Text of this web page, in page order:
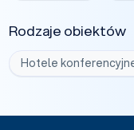
Rodzaje obiektów
Hotele